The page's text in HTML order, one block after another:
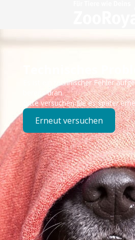
Technisches
Es ist ein technischer Fehler
bereits dran.
Bitte versuchen Sie es später
Erneut versuchen